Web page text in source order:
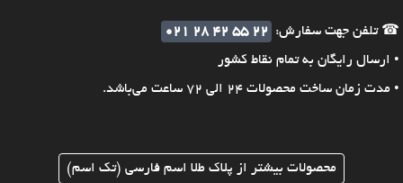
☎ تلفن جهت سفارش:
021 28 42 55 22
• ارسال رایگان به تمام نقاط کشور
• مدت زمان ساخت محصولات 24 الی 72 ساعت می‌باشد.
محصولات بیشتر از پلاک طلا اسم فارسی (تک اسم)